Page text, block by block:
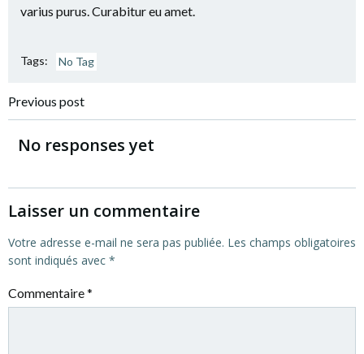
varius purus. Curabitur eu amet.
Tags: No Tag
Navigation
de
l’article
Previous post
No responses yet
Laisser un commentaire
Votre adresse e-mail ne sera pas publiée. Les champs obligatoires
sont indiqués avec *
Commentaire*